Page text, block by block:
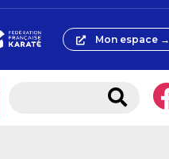
Mon espace →